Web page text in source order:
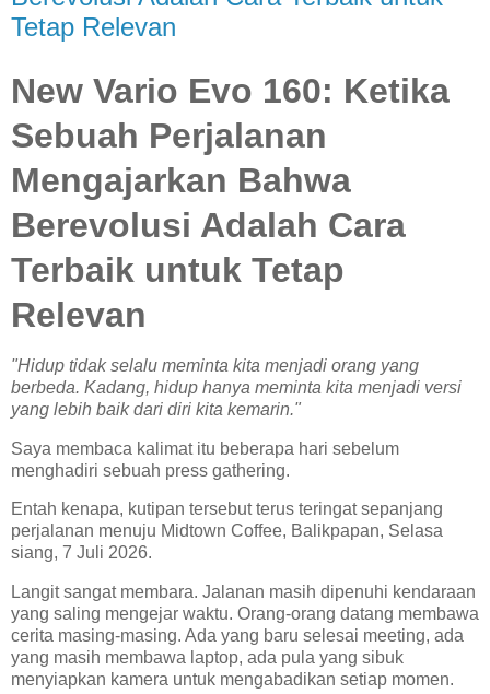
Tetap Relevan
New Vario Evo 160: Ketika
Sebuah Perjalanan
Mengajarkan Bahwa
Berevolusi Adalah Cara
Terbaik untuk Tetap
Relevan
"Hidup tidak selalu meminta kita menjadi orang yang
berbeda. Kadang, hidup hanya meminta kita menjadi versi
yang lebih baik dari diri kita kemarin."
Saya membaca kalimat itu beberapa hari sebelum
menghadiri sebuah press gathering.
Entah kenapa, kutipan tersebut terus teringat sepanjang
perjalanan menuju Midtown Coffee, Balikpapan, Selasa
siang, 7 Juli 2026.
Langit sangat membara. Jalanan masih dipenuhi kendaraan
yang saling mengejar waktu. Orang-orang datang membawa
cerita masing-masing. Ada yang baru selesai meeting, ada
yang masih membawa laptop, ada pula yang sibuk
menyiapkan kamera untuk mengabadikan setiap momen.